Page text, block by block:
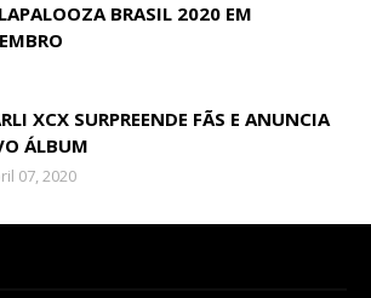
BRASIL 2020 EM
XCX SURPREENDE FÃS E ANUNCIA
ÁLBUM
07, 2020